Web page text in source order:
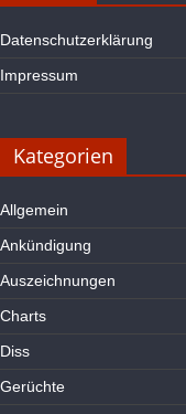
Datenschutzerklärung
Impressum
Kategorien
Allgemein
Ankündigung
Auszeichnungen
Charts
Diss
Gerüchte